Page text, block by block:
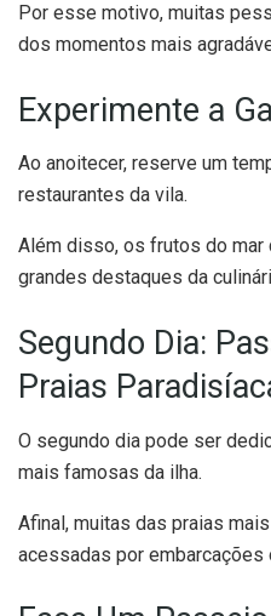
Por esse motivo, muitas
dos momentos mais
Experimente a
Ao anoitecer, reserve um
restaurantes da vila.
Além disso, os frutos do mar
grandes destaques da
Segundo Dia:
Praias
O segundo dia pode ser
mais famosas da ilha.
Afinal, muitas das praias
acessadas por embarcações